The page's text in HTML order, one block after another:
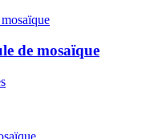
de mosaïque